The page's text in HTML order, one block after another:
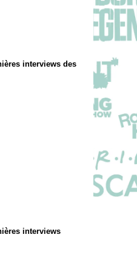
interviews des
interviews